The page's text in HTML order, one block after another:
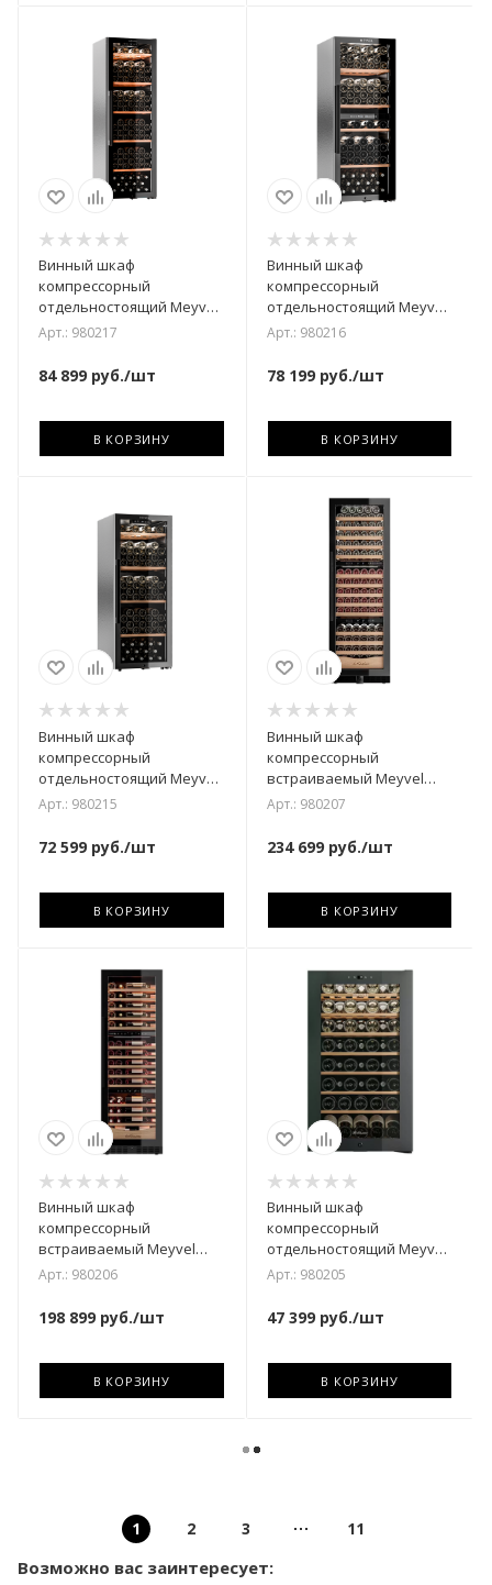
Винный шкаф
компрессорный
отдельностоящий Meyvel
MV133-KBF1
Арт.: 980217
84 899 руб./шт
В КОРЗИНУ
Винный шкаф
компрессорный
отдельностоящий Meyvel
MV98-KBF2
Арт.: 980216
78 199руб./шт
В КОРЗИНУ
Винный шкаф
компрессорный
отдельностоящий Meyvel
MV105-KBF1
Арт.: 980215
72 599 руб./шт
В КОРЗИНУ
Винный шкаф
компрессорный
встраиваемый Meyvel
MV154PRO-KBT3
Арт.: 980207
234 699руб./шт
В КОРЗИНУ
Винный шкаф
компрессорный
встраиваемый Meyvel
MV98-KBT3 (Slim)
Арт.: 980206
198 899 руб./шт
В КОРЗИНУ
Винный шкаф
компрессорный
отдельностоящий Meyvel
MV52-KBF1
Арт.: 980205
47 399руб./шт
В КОРЗИНУ
1 2 3 11
Возможно вас заинтересует: